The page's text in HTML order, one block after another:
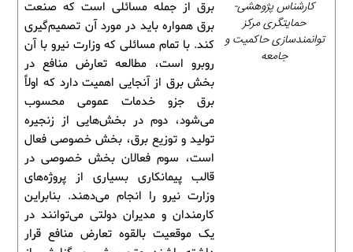
برق از جمله مسائلی است که صنعت
برق همواره باید در مورد آن تصمیم‌گیری
کند. با تمام مسائلی که وزارت نیرو با آن
روبرو است، مطالعه تعارض منافع در
بخش برق از آنجایی اهمیت دارد که اولاً
برق جزو خدمات عمومی محسوب
می‌شود، دوم در بخش‌هایی از زنجیره
تولید و توزیع برق، بخش خصوصی فعال
است، سوم فعالان بخش خصوصی در
قالب پیمانکاری بسیاری از پروژه‌های
وزارت نیرو را انجام می‌دهند. بنابراین
کارمندان و مدیران دولتی می‌توانند در
یک موقعیت بالقوه تعارض منافع قرار
کارشناس پژوهشی-
حمایتگری مرکز
توانمندسازی حاکمیت و
جامعه